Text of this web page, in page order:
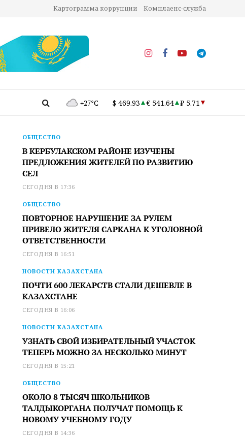
Картограмма коррупции Комплаенс-служба
+27°C $ 469.93 € 541.64 ₽ 5.71
ОБЩЕСТВО
В КЕРБУЛАКСКОМ РАЙОНЕ ИЗУЧЕНЫ
ПРЕДЛОЖЕНИЯ ЖИТЕЛЕЙ ПО РАЗВИТИЮ
СЕЛ
СЕГОДНЯ В 17:36
ОБЩЕСТВО
ПОВТОРНОЕ НАРУШЕНИЕ ЗА РУЛЕМ
ПРИВЕЛО ЖИТЕЛЯ САРКАНА К УГОЛОВНОЙ
ОТВЕТСТВЕННОСТИ
СЕГОДНЯ В 16:51
НОВОСТИ КАЗАХСТАНА
ПОЧТИ 600 ЛЕКАРСТВ СТАЛИ ДЕШЕВЛЕ В
КАЗАХСТАНЕ
СЕГОДНЯ В 16:06
НОВОСТИ КАЗАХСТАНА
УЗНАТЬ СВОЙ ИЗБИРАТЕЛЬНЫЙ УЧАСТОК
ТЕПЕРЬ МОЖНО ЗА НЕСКОЛЬКО МИНУТ
СЕГОДНЯ В 15:21
ОБЩЕСТВО
ОКОЛО 8 ТЫСЯЧ ШКОЛЬНИКОВ
ТАЛДЫКОРГАНА ПОЛУЧАТ ПОМОЩЬ К
НОВОМУ УЧЕБНОМУ ГОДУ
СЕГОДНЯ В 14:36